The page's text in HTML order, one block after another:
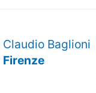
Claudio Baglioni
Firenze